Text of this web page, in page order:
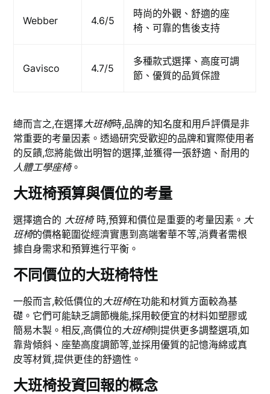
Webber 4.6/5
時尚的外觀、舒適的座
椅、可靠的售後支持
Gavisco 4.7/5
多種款式選擇、高度可調
節、優質的品質保證
總而言之,在選擇大班椅時,品牌的知名度和用戶評價是非
常重要的考量因素。透過研究受歡迎的品牌和實際使用者
的反饋,您將能做出明智的選擇,並獲得一張舒適、耐用的
人體工學座椅。
大班椅預算與價位的考量
選擇適合的 大班椅時,預算和價位是重要的考量因素。 大
班椅的價格範圍從經濟實惠到高端奢華不等,消費者需根
據自身需求和預算進行平衡。
不同價位的大班椅特性
一般而言,較低價位的 大班椅在功能和材質方面較為基
礎。它們可能缺乏調節機能,採用較便宜的材料如塑膠或
簡易木製。相反,高價位的 大班椅則提供更多調整選項,如
靠背傾斜、座墊高度調節等,並採用優質的記憶海綿或真
皮等材質,提供更佳的舒適性。
大班椅投資回報的概念